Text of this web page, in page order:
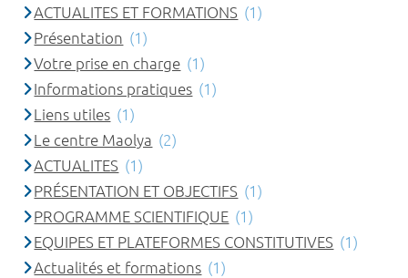
ACTUALITES ET FORMATIONS (1)
Présentation (1)
Votre prise en charge (1)
Informations pratiques (1)
Liens utiles (1)
Le centre Maolya (2)
ACTUALITES (1)
PRÉSENTATION ET OBJECTIFS (1)
PROGRAMME SCIENTIFIQUE (1)
EQUIPES ET PLATEFORMES CONSTITUTIVES (1)
Actualités et formations (1)